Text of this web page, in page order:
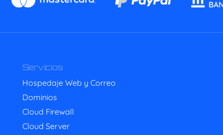
Servicios
Hospedaje Web y Correo
Dominios
Cloud Firewall
Cloud Server